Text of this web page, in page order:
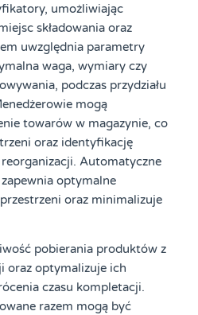
umożliwiając
składowania oraz
uwzględnia parametry
waga, wymiary czy
podczas przydziału
mogą
towarów w magazynie, co
oraz identyfikację
Automatyczne
optymalne
oraz minimalizuje
pobierania produktów z
oraz optymalizuje ich
czasu kompletacji.
razem mogą być